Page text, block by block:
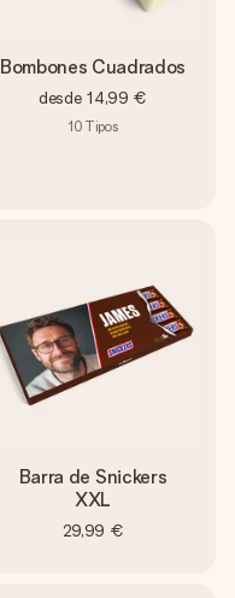
Bombones Cuadrados
desde 14,99 €
10 Tipos
Barra de Snickers
XXL
29,99 €